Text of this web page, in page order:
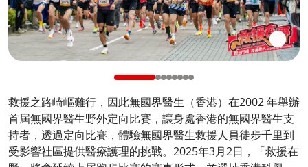
救援之路崎嶇難行，因此無國界醫生（香港）在2002 年舉辦
首屆無國界醫生野外定向比賽，讓身處香港的無國界醫生支
持者，透過定向比賽，體驗無國界醫生救援人員徒步千里到
受影響社區提供醫療護理的挑戰。2025年3月2日，「救援在